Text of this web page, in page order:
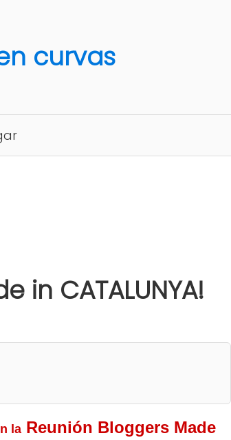
curvas
in CATALUNYA!
la Reunión Bloggers Made